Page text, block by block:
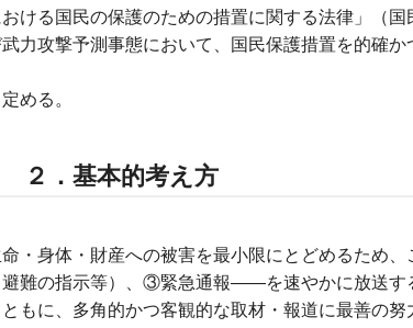
ける国民の保護のための措置に関する法律」（
力攻撃予測事態において、国民保護措置を的確
める。
２．基本的考え方
・身体・財産への被害を最小限にとどめるため
難の指示等）、③緊急通報——を速やかに放送す
もに、多角的かつ客観的な取材・報道に最善の